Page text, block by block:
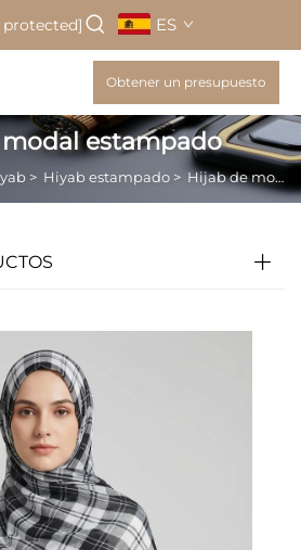
protected] ES
Obtener un presupuesto
estampado
> Hiyab estampado > Hijab de modal estampado